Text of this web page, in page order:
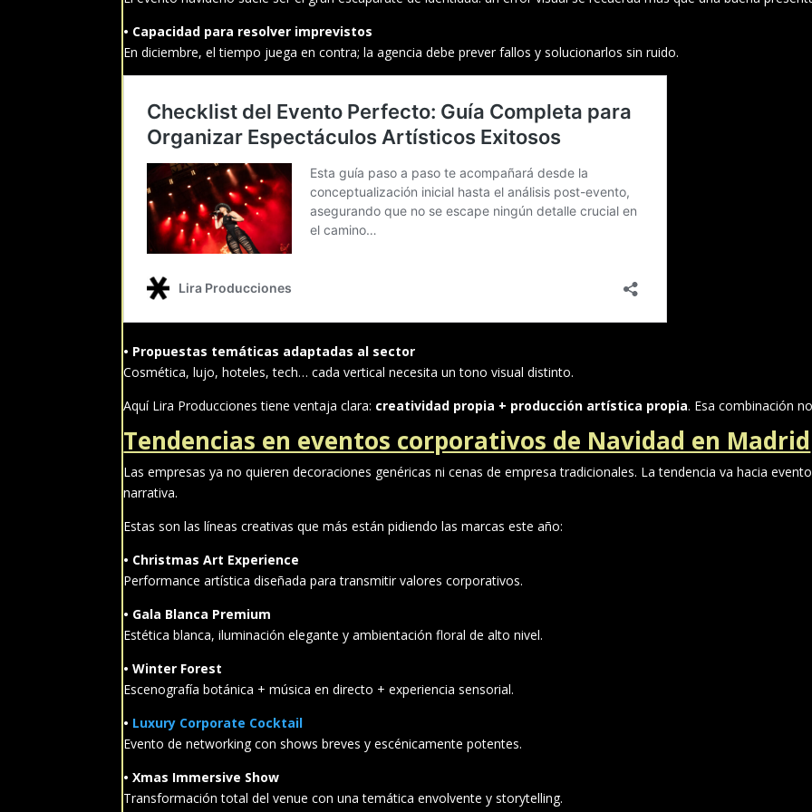
• Capacidad para resolver imprevistos
En diciembre, el tiempo juega en contra; la agencia debe prever fallos y solucionarlos sin ruido.
• Propuestas temáticas adaptadas al sector
Cosmética, lujo, hoteles, tech… cada vertical necesita un tono visual distinto.
Aquí Lira Producciones tiene ventaja clara: creatividad propia + producción artística propia. Esa combinación
Tendencias en eventos corporativos de Navidad en Madrid
Las empresas ya no quieren decoraciones genéricas ni cenas de empresa tradicionales. La tendencia va hacia
narrativa.
Estas son las líneas creativas que más están pidiendo las marcas este año:
• Christmas Art Experience
Performance artística diseñada para transmitir valores corporativos.
• Gala Blanca Premium
Estética blanca, iluminación elegante y ambientación floral de alto nivel.
• Winter Forest
Escenografía botánica + música en directo + experiencia sensorial.
• Luxury Corporate Cocktail
Evento de networking con shows breves y escénicamente potentes.
• Xmas Immersive Show
Transformación total del venue con una temática envolvente y storytelling.